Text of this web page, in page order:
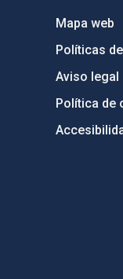
Mapa web
Políticas
Aviso legal
Política de